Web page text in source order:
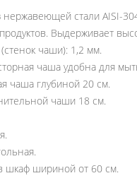
нержавеющей стали AISI-
Выдерживает
чаши): 1,2 мм.
чаша удобна для
чаша глубиной 20 см.
чаши 18 см.
шкаф шириной от 60 см.